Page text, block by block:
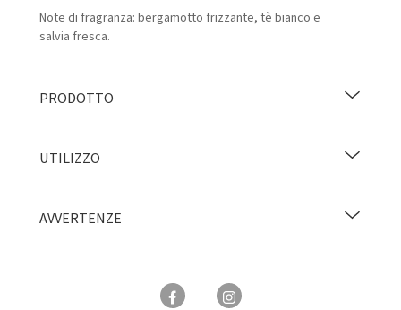
Note di fragranza: bergamotto frizzante, tè bianco e
salvia fresca.
PRODOTTO
UTILIZZO
AVVERTENZE